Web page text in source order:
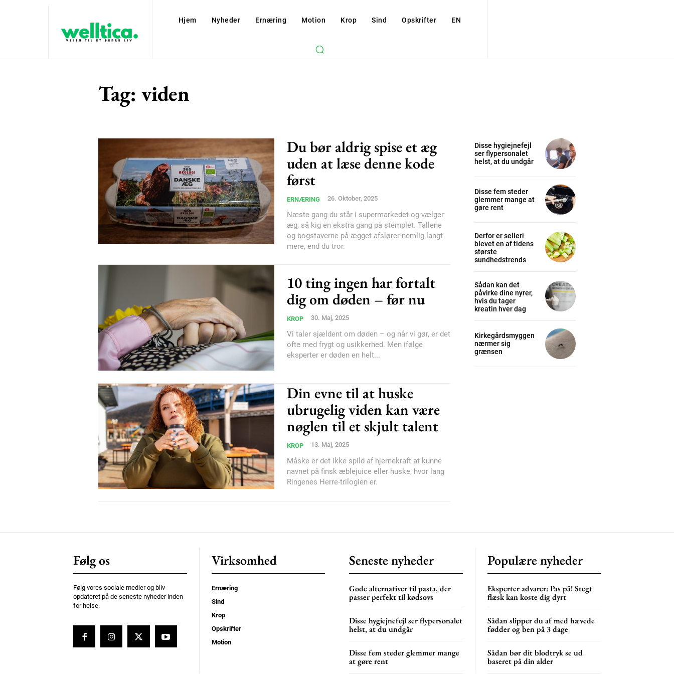
Subscription Plans
Free limited access
Gratis / forever
Etiam est nibh, lobortis sit
Praesent euismod ac
Ut mollis pellentesque tortor
Nullam eu erat condimentum
Donec quis est ac felis
Orci varius natoque dolor
100
Etiam est nibh, lobortis sit
Praesent euismod ac
Ut mollis pellentesque tortor
Donec quis est ac felis
Orci varius natoque dolor
Hjem Nyheder Ernæring Motion Krop Sind Opskrifter EN
Tag: viden
Du bør aldrig spise et æg
uden at læse denne kode
først
ERNÆRING 26. Oktober, 2025
Næste gang du står i supermarkedet og vælger
æg, så kig en ekstra gang på stemplet. Tallene
og bogstaverne på ægget afslører nemlig langt
mere, end du tror.
10 ting ingen har fortalt
dig om døden – før nu
KROP 30. Maj, 2025
Vi taler sjældent om døden – og når vi gør, er det
ofte med frygt og usikkerhed. Men ifølge
eksperter er døden en helt...
Din evne til at huske
ubrugelig viden kan være
nøglen til et skjult talent
KROP 13. Maj, 2025
Måske er det ikke spild af hjernekraft at kunne
navnet på finsk æblejuice eller huske, hvor lang
Ringenes Herre-trilogien er.
Disse hygiejnefejl
ser flypersonalet
helst, at du undgår
Disse fem steder
glemmer mange at
gøre rent
Derfor er selleri
blevet en af tidens
største
sundhedstrends
Sådan kan det
påvirke dine nyrer,
hvis du tager
kreatin hver dag
Kirkegårdsmyggen
nærmer sig
grænsen
Følg os
Følg vores sociale medier og bliv
opdateret på de seneste nyheder inden
for helse.
Virksomhed
Ernæring
Sind
Krop
Opskrifter
Motion
Seneste nyheder
Gode alternativer til pasta, der
passer perfekt til kødsovs
Disse hygiejnefejl ser flypersonalet
helst, at du undgår
Disse fem steder glemmer mange
at gøre rent
Populære nyheder
Eksperter advarer: Pas på! Stegt
flæsk kan koste dig dyrt
Sådan slipper du af med hævede
fødder og ben på 3 dage
Sådan bør dit blodtryk se ud
baseret på din alder